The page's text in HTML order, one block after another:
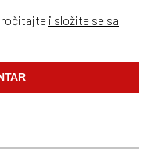
i složite se sa